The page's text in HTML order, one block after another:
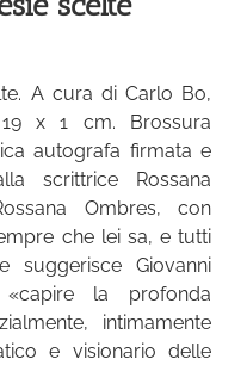
A cura di Carlo Bo,
19 x 1 cm. Brossura
autografa firmata e
scrittrice Rossana
Ombres, con
che lei sa, e tutti
Giovanni
«capire la profonda
intimamente
e visionario delle